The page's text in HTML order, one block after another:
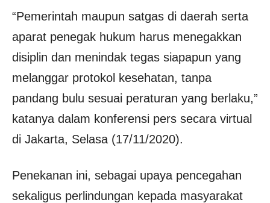
“Pemerintah maupun satgas di daerah serta
aparat penegak hukum harus menegakkan
disiplin dan menindak tegas siapapun yang
melanggar protokol kesehatan, tanpa
pandang bulu sesuai peraturan yang berlaku,”
katanya dalam konferensi pers secara virtual
di Jakarta, Selasa (17/11/2020).
Penekanan ini, sebagai upaya pencegahan
sekaligus perlindungan kepada masyarakat